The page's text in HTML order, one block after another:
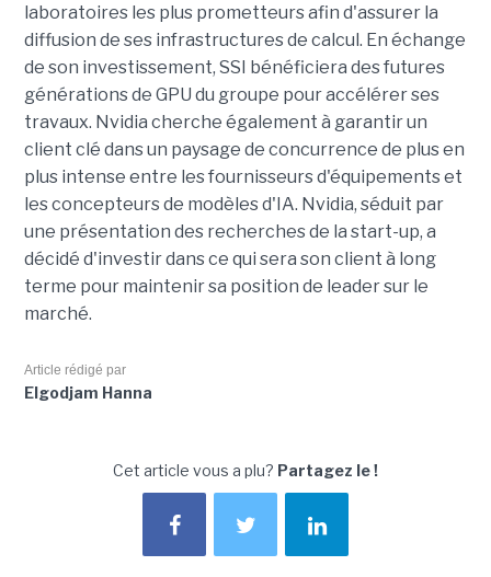
laboratoires les plus prometteurs afin d'assurer la
diffusion de ses infrastructures de calcul. En échange
de son investissement, SSI bénéficiera des futures
générations de GPU du groupe pour accélérer ses
travaux. Nvidia cherche également à garantir un
client clé dans un paysage de concurrence de plus en
plus intense entre les fournisseurs d'équipements et
les concepteurs de modèles d'IA. Nvidia, séduit par
une présentation des recherches de la start-up, a
décidé d'investir dans ce qui sera son client à long
terme pour maintenir sa position de leader sur le
marché.
Article rédigé par
Elgodjam Hanna
Cet article vous a plu? Partagez le !